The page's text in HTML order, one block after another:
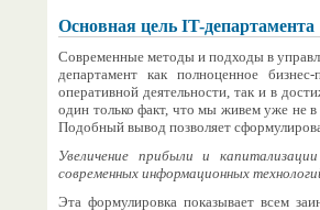
Основная цель IT-департамента
Современные методы и подходы в
департамент как полноценное
оперативной деятельности, так и в
один только факт, что мы живем уже не
Подобный вывод позволяет
Увеличение прибыли и
современных информационных
Эта формулировка показывает всем